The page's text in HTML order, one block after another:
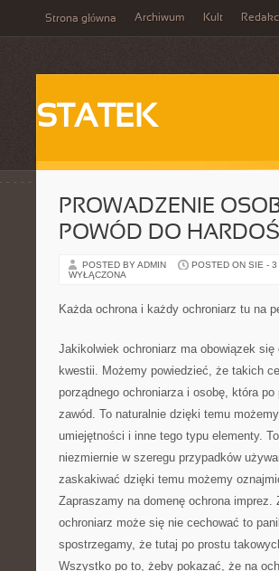
Strona główna Archiwum Kult
STATEK
PROWADZENIE
POWÓD DO
POSTED BY ADMIN POSTED ON SIE - 3
WYŁĄCZONA
Każda ochrona i każdy ochroniarz tu na
Jakikolwiek ochroniarz ma obowiązek
kwestii. Możemy powiedzieć, że takich
porządnego ochroniarza i osobę, która
zawód. To naturalnie dzięki temu
umiejętności i inne tego typu elementy.
niezmiernie w szeregu przypadków
zaskakiwać dzięki temu możemy
Zapraszamy na domenę ochrona
ochroniarz może się nie cechować to
spostrzegamy, że tutaj po prostu
Wszystko po to, żeby pokazać, że na